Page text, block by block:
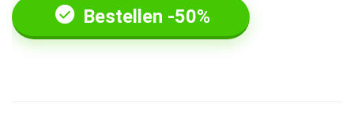
Bestellen -50%